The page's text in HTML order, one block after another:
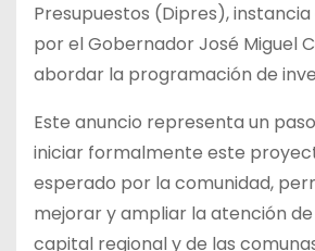
Presupuestos (Dipres),
por el Gobernador José Miguel
abordar la programación de
Este anuncio representa un
iniciar formalmente este
esperado por la comunidad,
mejorar y ampliar la atención de
capital regional y de las